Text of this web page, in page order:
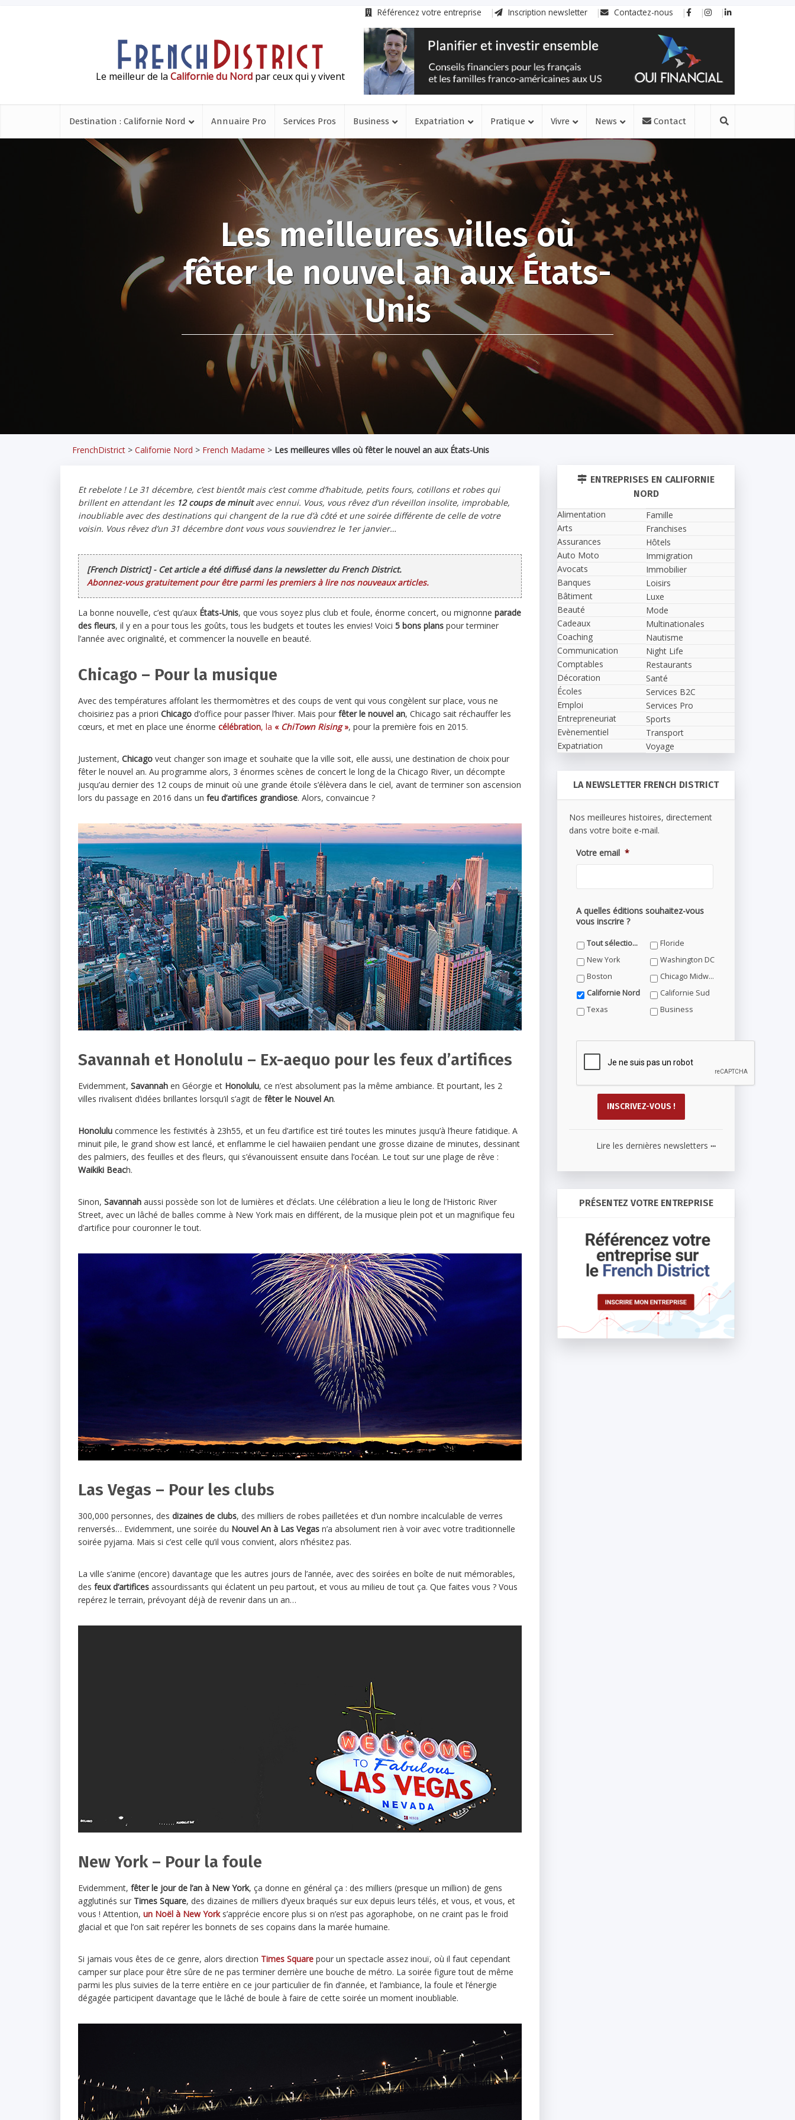
Référencez votre entreprise Inscription newsletter Contactez-nous
Le meilleur de la Californie du Nord par ceux qui y vivent
Destination : Californie Nord Annuaire Pro Services Pros Business Expatriation Pratique Vivre News Contact
Les meilleures villes où
fêter le nouvel an aux États-
Unis
FrenchDistrict > Californie Nord > French Madame > Les meilleures villes où fêter le nouvel an aux États-Unis
Et rebelote ! Le 31 décembre, c’est bientôt mais c’est comme d’habitude, petits fours, cotillons et robes qui
brillent en attendant les 12 coups de minuitavec ennui. Vous, vous rêvez d’un réveillon insolite, improbable,
inoubliable avec des destinations qui changent de la rue d’à côté et une soirée différente de celle de votre
voisin. Vous rêvez d’un 31 décembre dont vous vous souviendrez le 1er janvier…
[French District] - Cet article a été diffusé dans la newsletter du French District.
Abonnez-vous gratuitement pour être parmi les premiers à lire nos nouveaux articles.
La bonne nouvelle, c’est qu’aux États-Unis, que vous soyez plus club et foule, énorme concert, ou mignonne parade
des fleurs, il y en a pour tous les goûts, tous les budgets et toutes les envies! Voici 5 bons plans pour terminer
l’année avec originalité, et commencer la nouvelle en beauté.
Chicago – Pour la musique
Avec des températures affolant les thermomètres et des coups de vent qui vous congèlent sur place, vous ne
choisiriez pas a priori Chicago d’office pour passer l’hiver. Mais pour fêter le nouvel an, Chicago sait réchauffer les
cœurs, et met en place une énorme célébration, la «ChiTown Rising», pour la première fois en 2015.
Justement, Chicago veut changer son image et souhaite que la ville soit, elle aussi, une destination de choix pour
fêter le nouvel an. Au programme alors, 3 énormes scènes de concert le long de la Chicago River, un décompte
jusqu’au dernier des 12 coups de minuit où une grande étoile s’élèvera dans le ciel, avant de terminer son ascension
lors du passage en 2016 dans un feu d’artifices grandiose. Alors, convaincue ?
Savannah et Honolulu – Ex-aequo pour les feux d’artifices
Evidemment, Savannah en Géorgie et Honolulu, ce n’est absolument pas la même ambiance. Et pourtant, les 2
villes rivalisent d’idées brillantes lorsqu’il s’agit de fêter le Nouvel An.
Honolulu commence les festivités à 23h55, et un feu d’artifice est tiré toutes les minutes jusqu’à l’heure fatidique. A
minuit pile, le grand show est lancé, et enflamme le ciel hawaiien pendant une grosse dizaine de minutes, dessinant
des palmiers, des feuilles et des fleurs, qui s’évanouissent ensuite dans l’océan. Le tout sur une plage de rêve :
Waikiki Beach.
Sinon, Savannah aussi possède son lot de lumières et d’éclats. Une célébration a lieu le long de l’Historic River
Street, avec un lâché de balles comme à New York mais en différent, de la musique plein pot et un magnifique feu
d’artifice pour couronner le tout.
Las Vegas – Pour les clubs
300,000 personnes, des dizaines de clubs, des milliers de robes pailletées et d’un nombre incalculable de verres
renversés… Evidemment, une soirée du Nouvel An à Las Vegas n’a absolument rien à voir avec votre traditionnelle
soirée pyjama. Mais si c’est celle qu’il vous convient, alors n’hésitez pas.
La ville s’anime (encore) davantage que les autres jours de l’année, avec des soirées en boîte de nuit mémorables,
des feux d’artifices assourdissants qui éclatent un peu partout, et vous au milieu de tout ça. Que faites vous ? Vous
repérez le terrain, prévoyant déjà de revenir dans un an…
New York – Pour la foule
Evidemment, fêter le jour de l’an à New York, ça donne en général ça : des milliers (presque un million) de gens
agglutinés sur Times Square, des dizaines de milliers d’yeux braqués sur eux depuis leurs télés, et vous, et vous, et
vous ! Attention, un Noël à New Yorks’apprécie encore plus si on n’est pas agoraphobe, on ne craint pas le froid
glacial et que l’on sait repérer les bonnets de ses copains dans la marée humaine.
Si jamais vous êtes de ce genre, alors direction Times Square pour un spectacle assez inouï, où il faut cependant
camper sur place pour être sûre de ne pas terminer derrière une bouche de métro. La soirée figure tout de même
parmi les plus suivies de la terre entière en ce jour particulier de fin d’année, et l’ambiance, la foule et l’énergie
dégagée participent davantage que le lâché de boule à faire de cette soirée un moment inoubliable.
ENTREPRISES EN CALIFORNIE
NORD
Alimentation
Arts
Assurances
Auto Moto
Avocats
Banques
Bâtiment
Beauté
Cadeaux
Coaching
Communication
Comptables
Décoration
Écoles
Emploi
Entrepreneuriat
Evènementiel
Expatriation
Famille
Franchises
Hôtels
Immigration
Immobilier
Loisirs
Luxe
Mode
Multinationales
Nautisme
Night Life
Restaurants
Santé
Services B2C
Services Pro
Sports
Transport
Voyage
LA NEWSLETTER FRENCH DISTRICT
Nos meilleures histoires, directement
dans votre boite e-mail.
Votre email *
A quelles éditions souhaitez-vous
vous inscrire ?
Tout sélectionner
Floride
New York
Washington DC
Boston
Chicago Midwest
Californie Nord
Californie Sud
Texas
Business
Lire les dernières newsletters ...
PRÉSENTEZ VOTRE ENTREPRISE